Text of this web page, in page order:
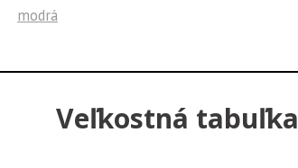
modrá
Veľkostná tabuľka